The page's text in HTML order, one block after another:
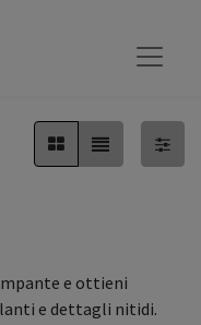
e ottieni
e dettagli nitidi.